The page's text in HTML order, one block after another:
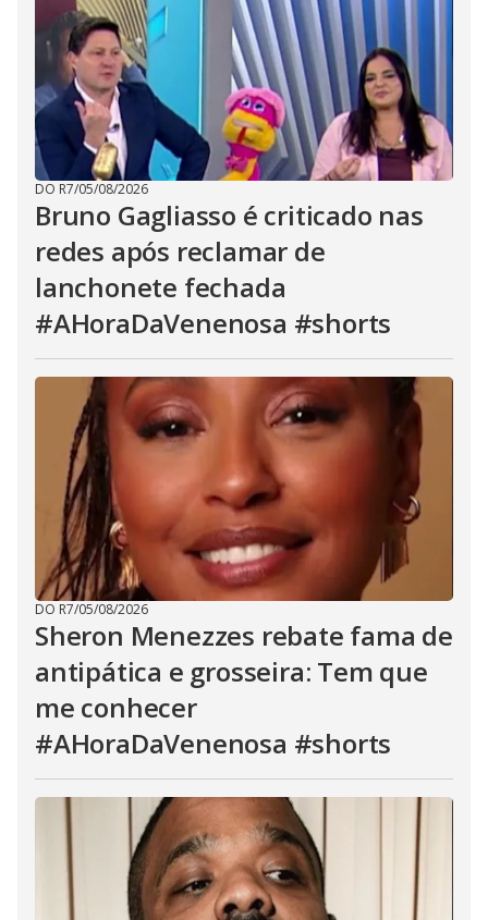
DO R7/05/08/2026
Bruno Gagliasso é criticado nas
redes após reclamar de
lanchonete fechada
#AHoraDaVenenosa #shorts
DO R7/05/08/2026
Sheron Menezzes rebate fama de
antipática e grosseira: Tem que
me conhecer
#AHoraDaVenenosa #shorts